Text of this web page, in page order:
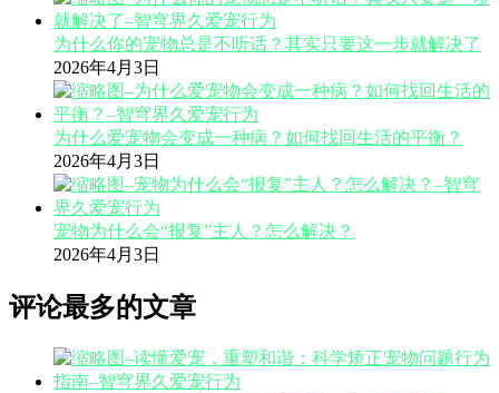
为什么你的宠物总是不听话？其实只要这一步就解决了
2026年4月3日
为什么爱宠物会变成一种病？如何找回生活的平衡？
2026年4月3日
宠物为什么会“报复”主人？怎么解决？
2026年4月3日
评论最多的文章